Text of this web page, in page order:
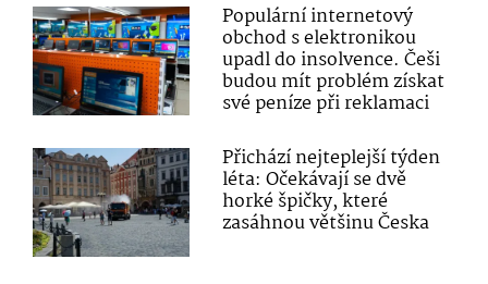
Populární internetový
obchod s elektronikou
upadl do insolvence. Češi
budou mít problém získat
své peníze při reklamaci
Přichází nejteplejší týden
léta: Očekávají se dvě
horké špičky, které
zasáhnou většinu Česka